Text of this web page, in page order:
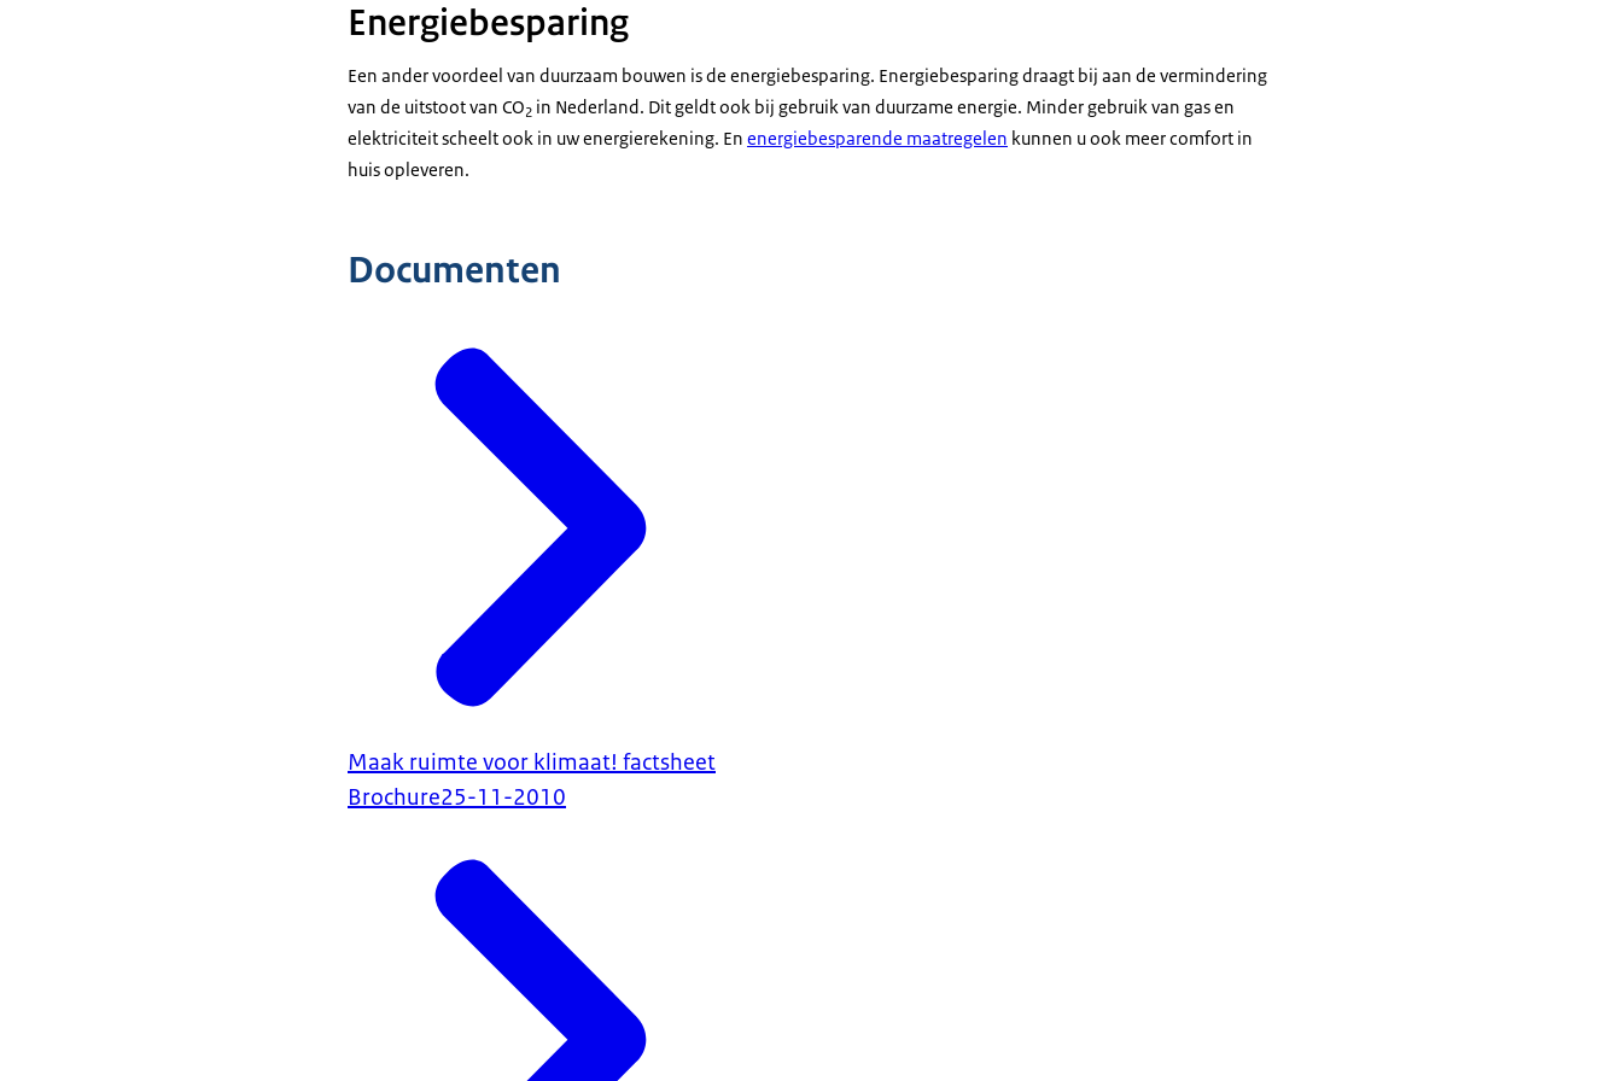
Energiebesparing
Een ander voordeel van duurzaam bouwen is de energiebesparing. Energiebesparing draagt bij aan de vermindering
van de uitstoot van CO2 in Nederland. Dit geldt ook bij gebruik van duurzame energie. Minder gebruik van gas en
elektriciteit scheelt ook in uw energierekening. En energiebesparende maatregelen kunnen u ook meer comfort in
huis opleveren.
Documenten
Maak ruimte voor klimaat! factsheet
Brochure25-11-2010